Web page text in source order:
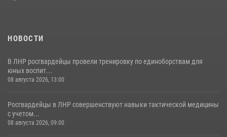
НОВОСТИ
В ЛНР росгвардейцы провели тренировку по единоборствам для
юных воспит...
08 августа 2026, 13:00
Росгвардейцы в ЛНР совершенствуют навыки тактической медицины
с учетом...
08 августа 2026, 09:00